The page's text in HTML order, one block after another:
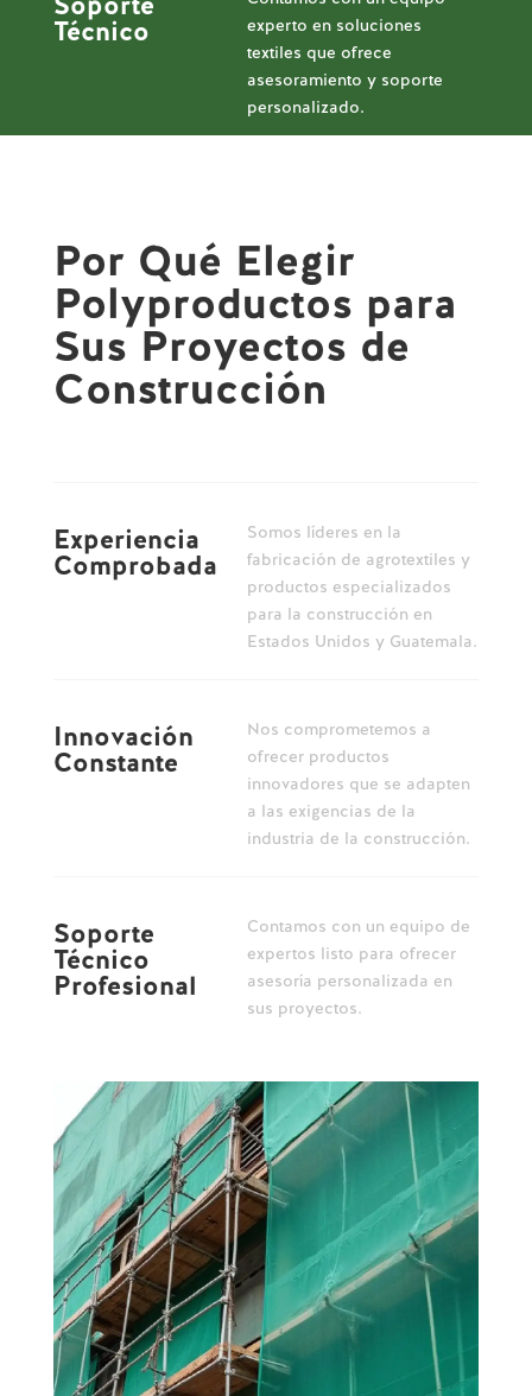
Técnico
experto en soluciones
textiles que ofrece
asesoramiento y soporte
personalizado.
Por Qué Elegir
Polyproductos para
Sus Proyectos de
Construcción
Experiencia
Comprobada
Somos líderes en la
fabricación de agrotextiles y
productos especializados
para la construcción en
Estados Unidos y Guatemala.
Innovación
Constante
Nos comprometemos a
ofrecer productos
innovadores que se adapten
a las exigencias de la
industria de la construcción.
Soporte
Técnico
Profesional
Contamos con un equipo de
expertos listo para ofrecer
asesoría personalizada en
sus proyectos.